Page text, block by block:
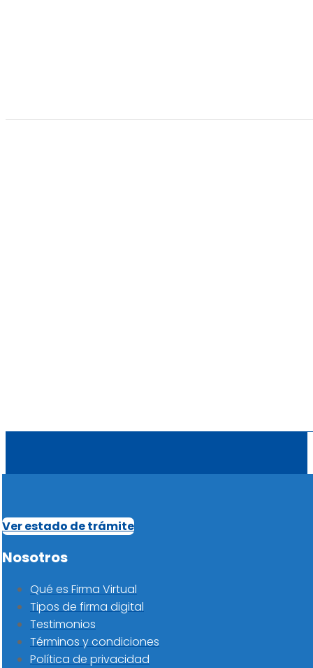
Ver estado de trámite
Nosotros
Qué es Firma Virtual
Tipos de firma digital
Testimonios
Términos y condiciones
Política de privacidad